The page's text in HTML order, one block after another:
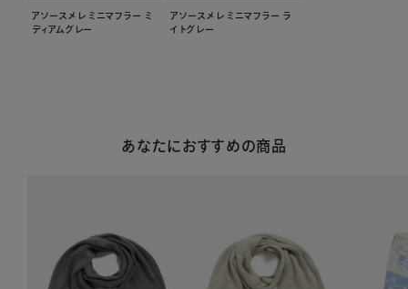
アソースメレ ミニマフラー ミ
ディアムグレー
アソースメレ ミニマフラー ラ
イトグレー
あなたにおすすめの商品